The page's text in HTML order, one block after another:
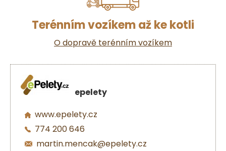
Terénním vozíkem až ke kotli
O dopravě terénním vozíkem
epelety
www.epelety.cz
774 200 646
martin.mencak@epelety.cz